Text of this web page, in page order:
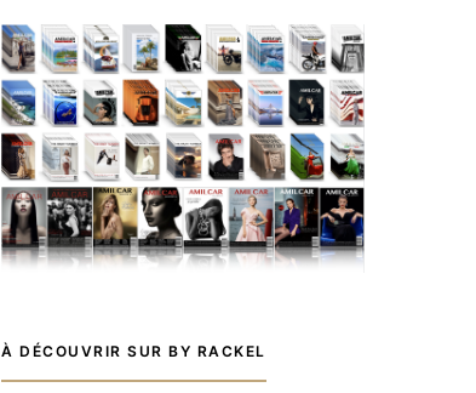
À DÉCOUVRIR SUR BY RACKEL